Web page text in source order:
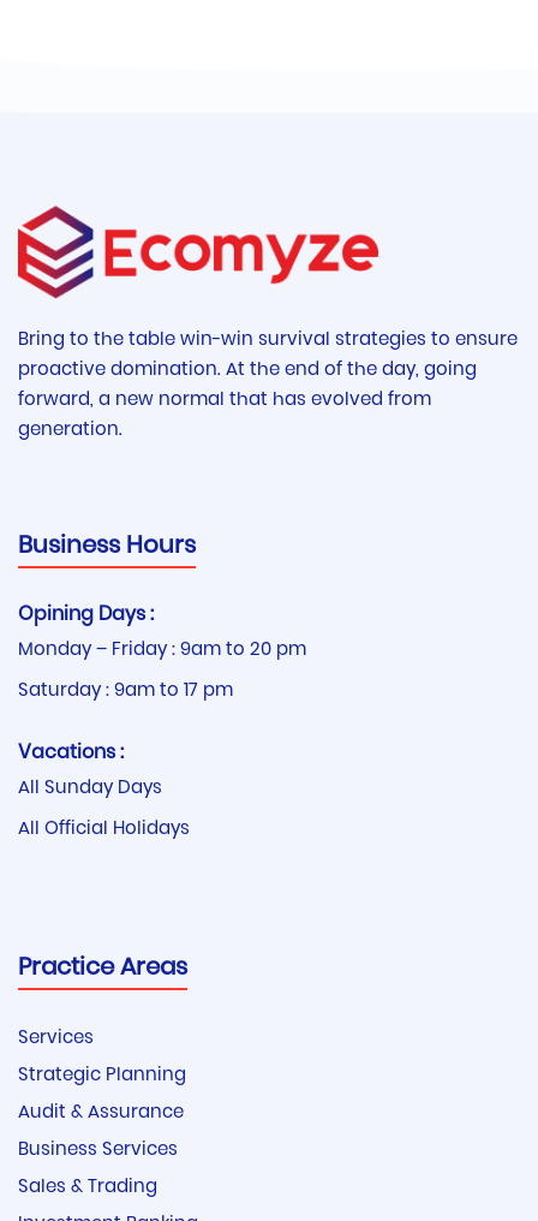
Bring to the table win-win survival strategies to ensure
proactive domination. At the end of the day, going
forward, a new normal that has evolved from
generation.
Business Hours
Opining Days :
Monday – Friday : 9am to 20 pm
Saturday : 9am to 17 pm
Vacations :
All Sunday Days
All Official Holidays
Practice Areas
Services
Strategic Planning
Audit & Assurance
Business Services
Sales & Trading